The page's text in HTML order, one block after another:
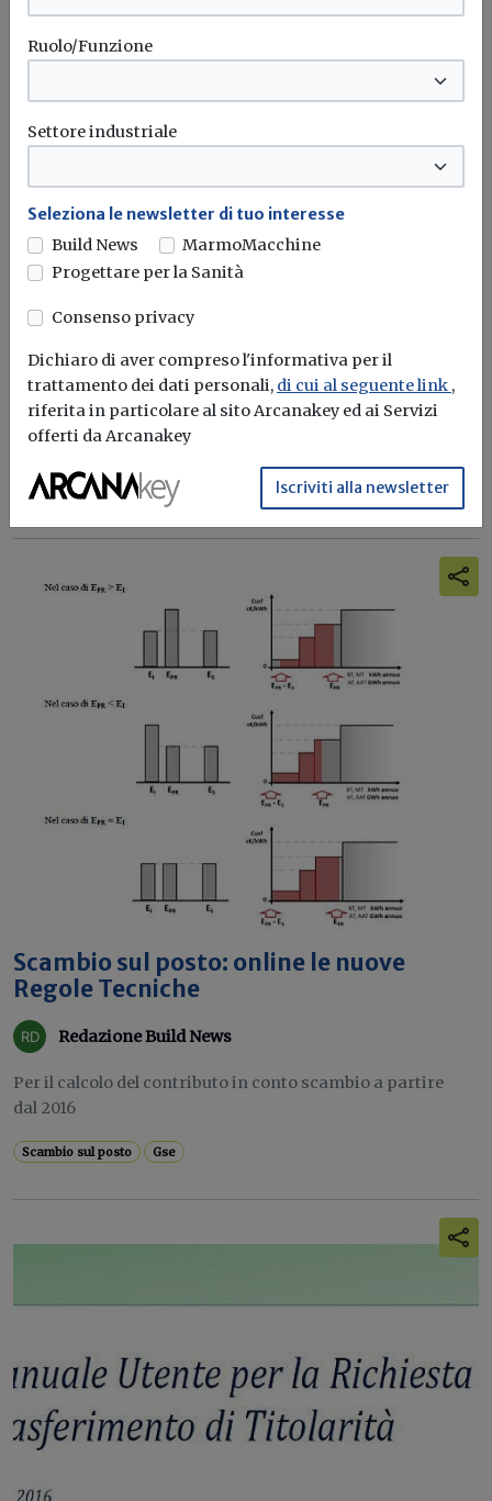
Scambio sul posto delocalizzato,
platea
Redazione Build News
Includere tra i beneficiari anche i cittadini possessori di
impianti fotovoltaici per...
Scambio sul posto Petizione
Scambio sul posto: online le nuove
Regole Tecniche
Redazione Build News
Per il calcolo del contributo in conto scambio a partire
dal 2016
Scambio sul posto Gse
Ruolo/Funzione
Settore industriale
Seleziona le newsletter di tuo interesse
Build News
MarmoMacchine
Progettare per la Sanità
Consenso privacy
Dichiaro di aver compreso l'informativa per il
trattamento dei dati personali, di cui al seguente link ,
riferita in particolare al sito Arcanakey ed ai Servizi
offerti da Arcanakey
Iscriviti alla newsletter